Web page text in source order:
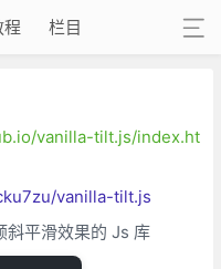
程 栏目
vanilla-tilt.js/index.ht
vanilla-tilt.js
斜平滑效果的 Js 库